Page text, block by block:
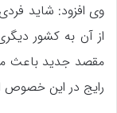
وی افزود: شاید
از آن به کشور
مقصد جدید باعث
رایج در این خصوص